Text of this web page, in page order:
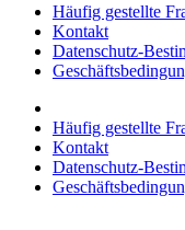
Häufig gestellte
Kontakt
Datenschutz-
Häufig gestellte
Kontakt
Datenschutz-